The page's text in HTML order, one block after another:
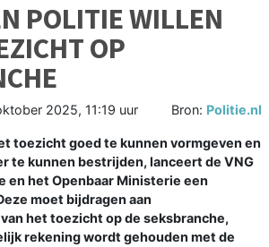
POLITIE WILLEN
OP
2025, 11:19 uur Bron: Politie.nl
toezicht goed te kunnen vormgeven en
te kunnen bestrijden, lanceert de VNG
en het Openbaar Ministerie een
moet bijdragen aan
het toezicht op de seksbranche,
rekening wordt gehouden met de